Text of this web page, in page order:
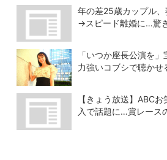
が…」
グルメ
年の差25歳カップル
→スピード離婚に…驚
「いつか座長公演を
力強いコブシで聴かせ
【きょう放送】ABC
入で話題に…賞レース